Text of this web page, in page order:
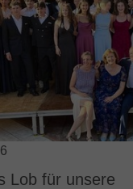
Lob für unsere